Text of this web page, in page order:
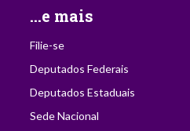
...e mais
Filie-se
Deputados Federais
Deputados Estaduais
Sede Nacional